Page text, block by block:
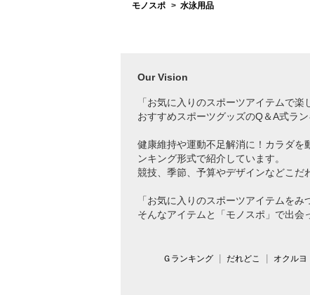
モノスポ 水泳用品
Our Vision
「お気に入りのスポーツアイテムで楽
おすすめスポーツグッズのQ＆A式ラ
健康維持や運動不足解消に！カラダを
ンキング形式で紹介しています。
競技、季節、予算やデザインなどこだ
「お気に入りのスポーツアイテムを
そんなアイテムと「モノスポ」で出会
Ｇランキング だれどこ オクルヨ